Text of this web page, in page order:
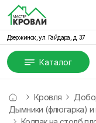
Дзержинск, ул. Гайдара, д. 37
Каталог
Кровля
Дымники (флюгарка) и